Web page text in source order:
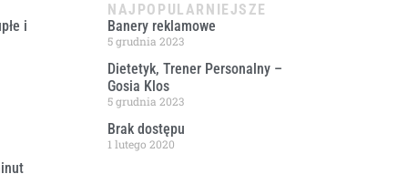
i
NAJPOPULARNIEJSZE
Banery reklamowe
5 grudnia 2023
Dietetyk, Trener Personalny –
Gosia Klos
5 grudnia 2023
Brak dostępu
1 lutego 2020